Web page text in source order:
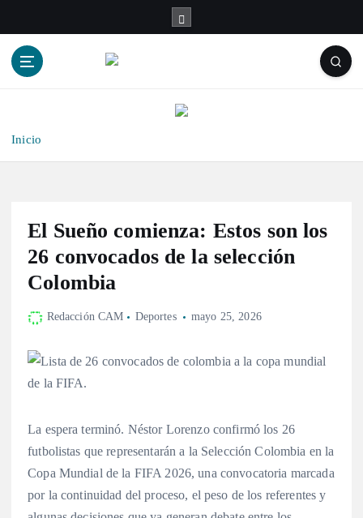
Inicio
El Sueño comienza: Estos son los
26 convocados de la selección
Colombia
Redacción CAM Deportes mayo 25, 2026
La espera terminó. Néstor Lorenzo confirmó los 26
futbolistas que representarán a la Selección Colombia en la
Copa Mundial de la FIFA 2026, una convocatoria marcada
por la continuidad del proceso, el peso de los referentes y